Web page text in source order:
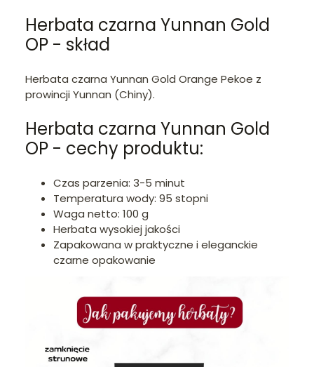
Herbata czarna Yunnan Gold
OP - skład
Herbata czarna Yunnan Gold Orange Pekoe z
prowincji Yunnan (Chiny).
Herbata czarna Yunnan Gold
OP - cechy produktu:
Czas parzenia: 3-5 minut
Temperatura wody: 95 stopni
Waga netto: 100 g
Herbata wysokiej jakości
Zapakowana w praktyczne i eleganckie
czarne opakowanie